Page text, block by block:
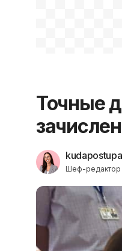
Точные
Шеф-редактор